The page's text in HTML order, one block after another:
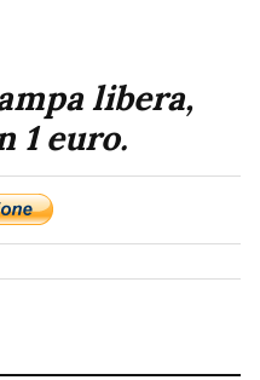
libera,
1 euro.